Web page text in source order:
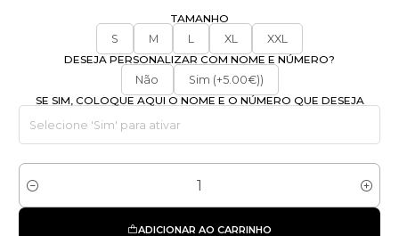
TAMANHO
S
M L XL
XXL
DESEJA PERSONALIZAR COM NOME E NÚMERO?
Não
Sim (+5.00€))
SE SIM, COLOQUE AQUI O NOME E O NÚMERO QUE DESEJA
Quantidade
ADICIONAR AO CARRINHO